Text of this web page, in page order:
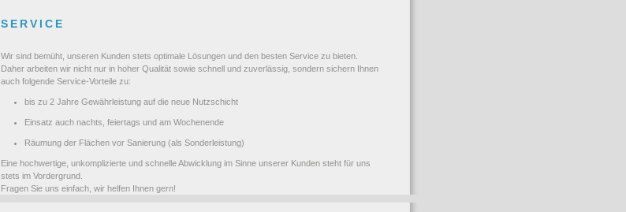
SERVICE
Wir sind bemüht, unseren Kunden stets optimale Lösungen und den besten Service zu bieten.
Daher arbeiten wir nicht nur in hoher Qualität sowie schnell und zuverlässig, sondern sichern Ihnen
auch folgende Service-Vorteile zu:
bis zu 2 Jahre Gewährleistung auf die neue Nutzschicht
Einsatz auch nachts, feiertags und am Wochenende
Räumung der Flächen vor Sanierung (als Sonderleistung)
Eine hochwertige, unkomplizierte und schnelle Abwicklung im Sinne unserer Kunden steht für uns
stets im Vordergrund.
Fragen Sie uns einfach, wir helfen Ihnen gern!